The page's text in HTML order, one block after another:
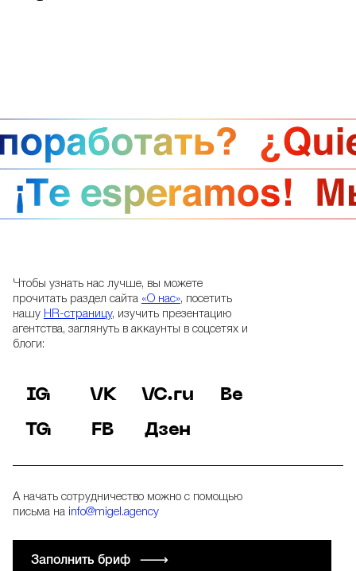
Чтобы узнать нас лучше, вы можете
прочитать раздел сайта «О нас», посетить
нашу HR-страницу, изучить презентацию
агентства, заглянуть в аккаунты в соцсетях и
блоги:
IG
TG
VK
FB
VC.ru
Дзен
Be
А начать сотрудничество можно с помощью
письма на info@migel.agency
Заполнить бриф √